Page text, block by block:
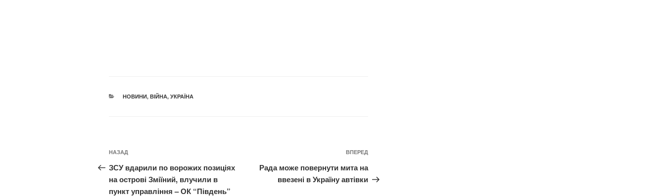
КАТЕГОРІЇ
НОВИНИ, ВІЙНА, УКРАЇНА
Навігація
записів
Попередній
запис:
НАЗАД
ЗСУ вдарили по ворожих позиціях
на острові Зміїний, влучили в
пункт управління – ОК “Південь”
Наступний
запис
ВПЕРЕД
Рада може повернути мита на
ввезені в Україну автівки